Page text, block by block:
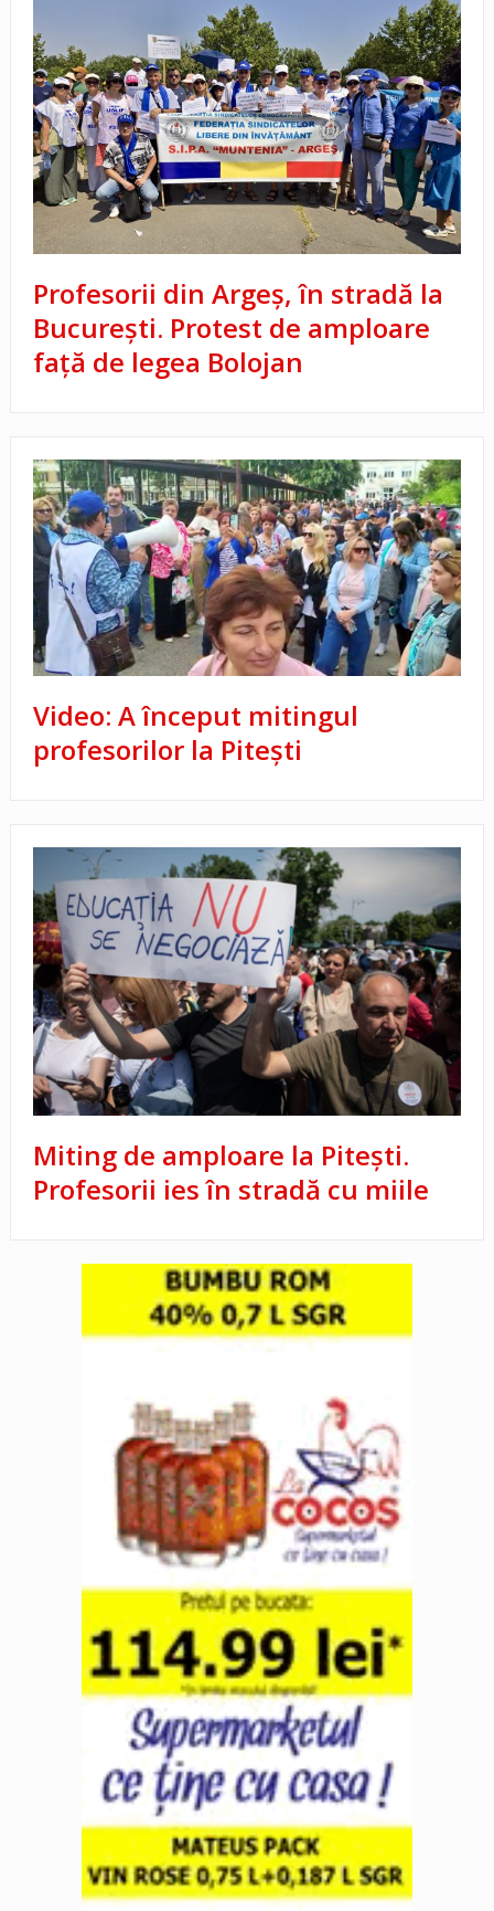
Profesorii din Argeș, în stradă la
București. Protest de amploare
față de legea Bolojan
Video: A început mitingul
profesorilor la Piteşti
Miting de amploare la Piteşti.
Profesorii ies în stradă cu miile